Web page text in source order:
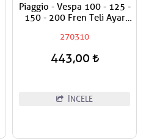
Piaggio - Vespa 100 - 125 -
150 - 200 Fren Teli Ayar
270310
443,00
İNCELE